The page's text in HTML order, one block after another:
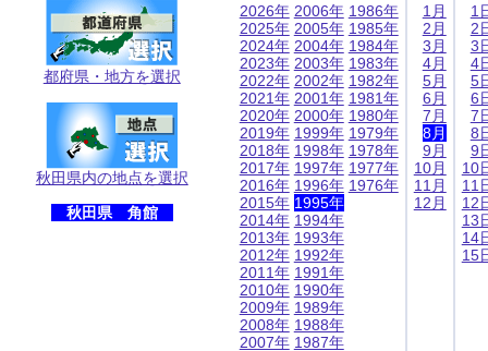
都府県・地方を選択
秋田県内の地点を選択
秋田県 角館
2026年
2025年
2024年
2023年
2022年
2021年
2020年
2019年
2018年
2017年
2016年
2015年
2014年
2013年
2012年
2011年
2010年
2009年
2008年
2007年
2006年
2005年
2004年
2003年
2002年
2001年
2000年
1999年
1998年
1997年
1996年
1995年
1994年
1993年
1992年
1991年
1990年
1989年
1988年
1987年
1986年
1985年
1984年
1983年
1982年
1981年
1980年
1979年
1978年
1977年
1976年
1月
2月
3月
4月
5月
6月
7月
8月
9月
10月
11月
12月
1
2
3
4
5
6
7
8
9
10
11
12
13
14
15